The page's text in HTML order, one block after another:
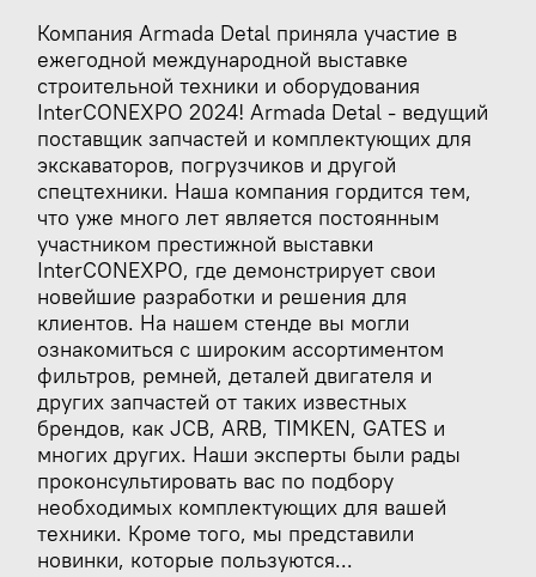
Компания Armada Detal приняла участие в
ежегодной международной выставке
строительной техники и оборудования
InterCONEXPO 2024! Armada Detal - ведущий
поставщик запчастей и комплектующих для
экскаваторов, погрузчиков и другой
спецтехники. Наша компания гордится тем,
что уже много лет является постоянным
участником престижной выставки
InterCONEXPO, где демонстрирует свои
новейшие разработки и решения для
клиентов. На нашем стенде вы могли
ознакомиться с широким ассортиментом
фильтров, ремней, деталей двигателя и
других запчастей от таких известных
брендов, как JCB, ARB, TIMKEN, GATES и
многих других. Наши эксперты были рады
проконсультировать вас по подбору
необходимых комплектующих для вашей
техники. Кроме того, мы представили
новинки, которые пользуются...